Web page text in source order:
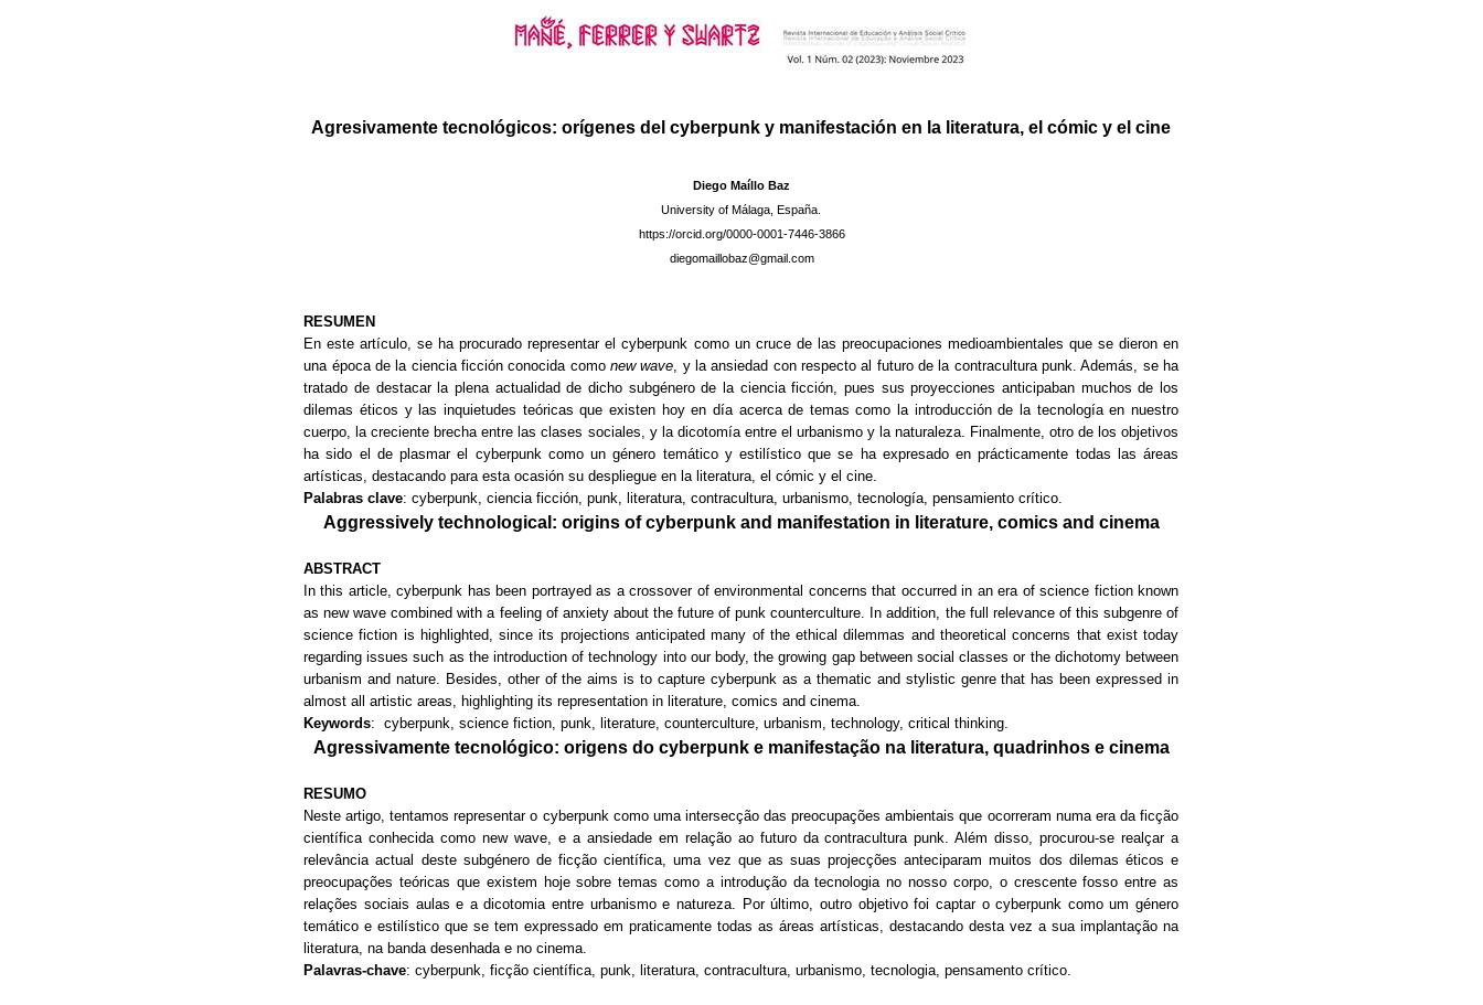
Agresivamente tecnológicos: orígenes del cyberpunk y manifestación en la literatura, el cómic y el cine
Diego Maíllo Baz
University of Málaga, España.
https://orcid.org/0000-0001-7446-3866
diegomaillobaz@gmail.com
RESUMEN
En este artículo, se ha procurado representar el cyberpunk como un cruce de las preocupaciones medioambientales que se dieron en
una época de la ciencia ficción conocida como new wave, y la ansiedad con respecto al futuro de la contracultura punk. Además, se ha
tratado de destacar la plena actualidad de dicho subgénero de la ciencia ficción, pues sus proyecciones anticipaban muchos de los
dilemas éticos y las inquietudes teóricas que existen hoy en día acerca de temas como la introducción de la tecnología en nuestro
cuerpo, la creciente brecha entre las clases sociales, y la dicotomía entre el urbanismo y la naturaleza. Finalmente, otro de los objetivos
ha sido el de plasmar el cyberpunk como un género temático y estilístico que se ha expresado en prácticamente todas las áreas
artísticas, destacando para esta ocasión su despliegue en la literatura, el cómic y el cine.
Palabras clave: cyberpunk, ciencia ficción, punk, literatura, contracultura, urbanismo, tecnología, pensamiento crítico.
Aggressively technological: origins of cyberpunk and manifestation in literature, comics and cinema
ABSTRACT
In this article, cyberpunk has been portrayed as a crossover of environmental concerns that occurred in an era of science fiction known
as new wave combined with a feeling of anxiety about the future of punk counterculture. In addition, the full relevance of this subgenre of
science fiction is highlighted, since its projections anticipated many of the ethical dilemmas and theoretical concerns that exist today
regarding issues such as the introduction of technology into our body, the growing gap between social classes or the dichotomy between
urbanism and nature. Besides, other of the aims is to capture cyberpunk as a thematic and stylistic genre that has been expressed in
almost all artistic areas, highlighting its representation in literature, comics and cinema.
Keywords: cyberpunk, science fiction, punk, literature, counterculture, urbanism, technology, critical thinking.
Agressivamente tecnológico: origens do cyberpunk e manifestação na literatura, quadrinhos e cinema
RESUMO
Neste artigo, tentamos representar o cyberpunk como uma intersecção das preocupações ambientais que ocorreram numa era da ficção
científica conhecida como new wave, e a ansiedade em relação ao futuro da contracultura punk. Além disso, procurou-se realçar a
relevância actual deste subgénero de ficção científica, uma vez que as suas projecções anteciparam muitos dos dilemas éticos e
preocupações teóricas que existem hoje sobre temas como a introdução da tecnologia no nosso corpo, o crescente fosso entre as
relações sociais aulas e a dicotomia entre urbanismo e natureza. Por último, outro objetivo foi captar o cyberpunk como um género
temático e estilístico que se tem expressado em praticamente todas as áreas artísticas, destacando desta vez a sua implantação na
literatura, na banda desenhada e no cinema.
Palavras-chave: cyberpunk, ficção científica, punk, literatura, contracultura, urbanismo, tecnologia, pensamento crítico.